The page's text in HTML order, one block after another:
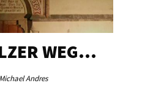
WEG…
Andres